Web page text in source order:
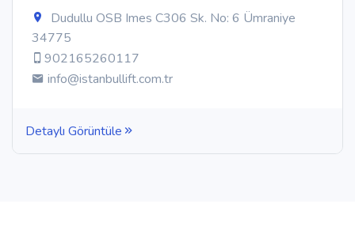
Dudullu OSB Imes C306 Sk. No: 6 Ümraniye
34775
902165260117
info@istanbullift.com.tr
Detaylı Görüntüle